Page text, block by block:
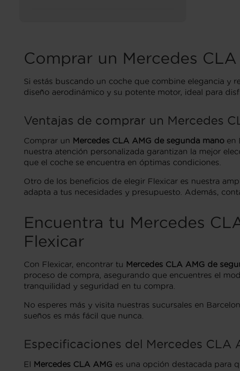
Comprar un Mercedes
Si estás buscando un coche que combine elegancia y
diseño aerodinámico y su potente motor, ideal para
Ventajas de comprar un Mercedes
Comprar un Mercedes CLA AMG de segunda mano en
nuestra atención personalizada garantizan la mejor
que el coche se encuentra en óptimas condiciones.
Otro de los beneficios de elegir Flexicar es nuestra
adapta a tus necesidades y presupuesto. Además,
Encuentra tu Mercedes
Flexicar
Con Flexicar, encontrar tu Mercedes CLA AMG de
proceso de compra, asegurando que encuentres el
tranquilidad y seguridad en tu compra.
No esperes más y visita nuestras sucursales en
sueños es más fácil que nunca.
Especificaciones del Mercedes CLA
El Mercedes CLA AMG es una opción destacada para